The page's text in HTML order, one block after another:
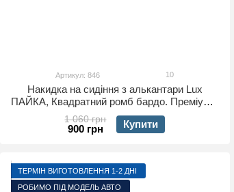
Артикул: 846 10
Накидка на сидіння з алькантари Lux
ПАЙКА, Квадратний ромб бардо. Преміум+.
1 передня
1 060 грн
900 грн Купити
ТЕРМІН ВИГОТОВЛЕННЯ 1-2 ДНІ
РОБИМО ПІД МОДЕЛЬ АВТО